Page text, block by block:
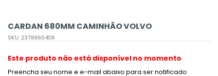
CARDAN 680MM CAMINHÃO VOLVO
SKU: 23799654DX
Este produto não está disponível no momento